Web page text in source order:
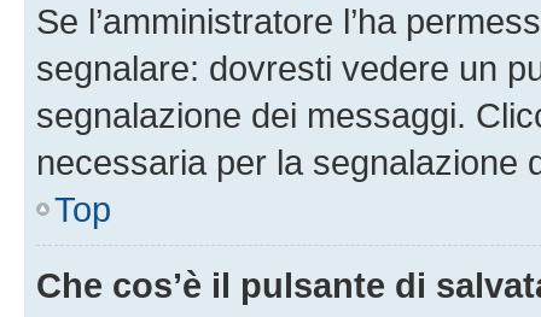
Se l’amministratore l’ha
segnalare: dovresti vedere un
segnalazione dei messaggi.
necessaria per la segnalazione
Top
Che cos’è il pulsante di